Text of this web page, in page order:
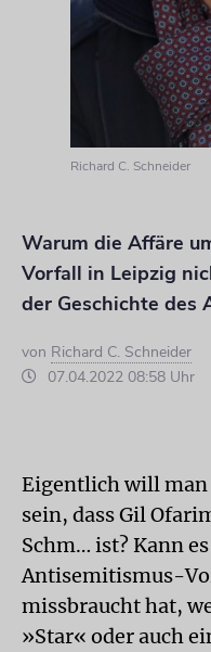
Richard C. Schneider
Warum die Affäre
Vorfall in Leipzig
der Geschichte des
von Richard C. Schneider
07.04.2022 08:58 Uhr
Eigentlich will man
sein, dass Gil
Schm… ist? Kann
Antisemitismus-
missbraucht hat,
»Star« oder auch